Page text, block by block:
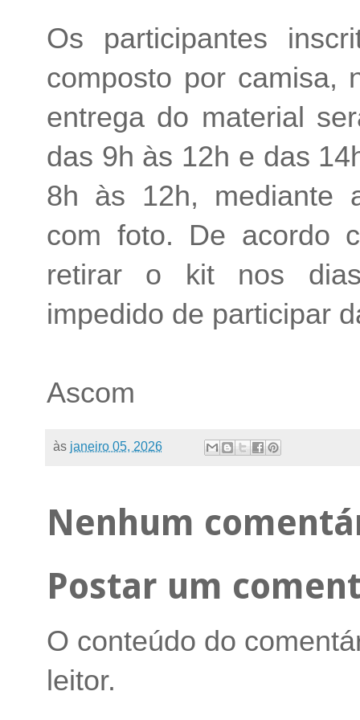
Os participantes
composto por camisa,
entrega do material
das 9h às 12h e das
8h às 12h, mediante
com foto. De acordo
retirar o kit nos
impedido de participar
Ascom
às janeiro 05, 2026
Nenhum
Postar um
O conteúdo do
leitor.